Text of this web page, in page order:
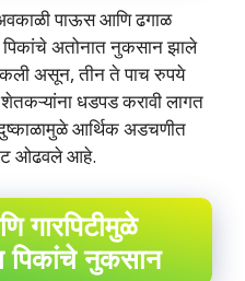
अवकाळी पाऊस आणि ढगाळ
अतोनात नुकसान झाले
असून, तीन ते पाच रुपये
धडपड करावी लागत
आर्थिक अडचणीत
ओढवले आहे.
गारपिटीमुळे
नुकसान